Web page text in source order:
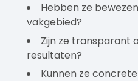
Hebben ze
vakgebied?
Zijn ze transparant
resultaten?
Kunnen ze